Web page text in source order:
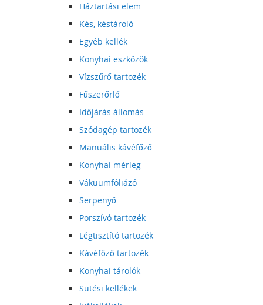
Háztartási elem
Kés, késtároló
Egyéb kellék
Konyhai eszközök
Vízszűrő tartozék
Fűszerőrlő
Időjárás állomás
Szódagép tartozék
Manuális kávéfőző
Konyhai mérleg
Vákuumfóliázó
Serpenyő
Porszívó tartozék
Légtisztító tartozék
Kávéfőző tartozék
Konyhai tárolók
Sütési kellékek